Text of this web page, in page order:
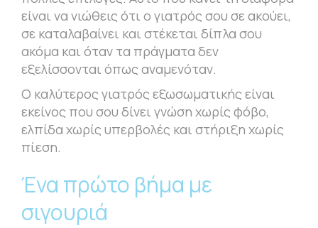
είναι να νιώθεις ότι ο γιατρός σου σε ακούει,
σε καταλαβαίνει και στέκεται δίπλα σου
ακόμα και όταν τα πράγματα δεν
εξελίσσονται όπως αναμενόταν.
Ο καλύτερος γιατρός εξωσωματικής είναι
εκείνος που σου δίνει γνώση χωρίς φόβο,
ελπίδα χωρίς υπερβολές και στήριξη χωρίς
πίεση.
Ένα πρώτο βήμα με
σιγουριά